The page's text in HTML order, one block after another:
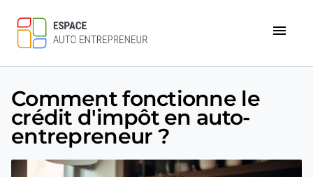
menu
Comment fonctionne le
crédit d'impôt en auto-
entrepreneur ?